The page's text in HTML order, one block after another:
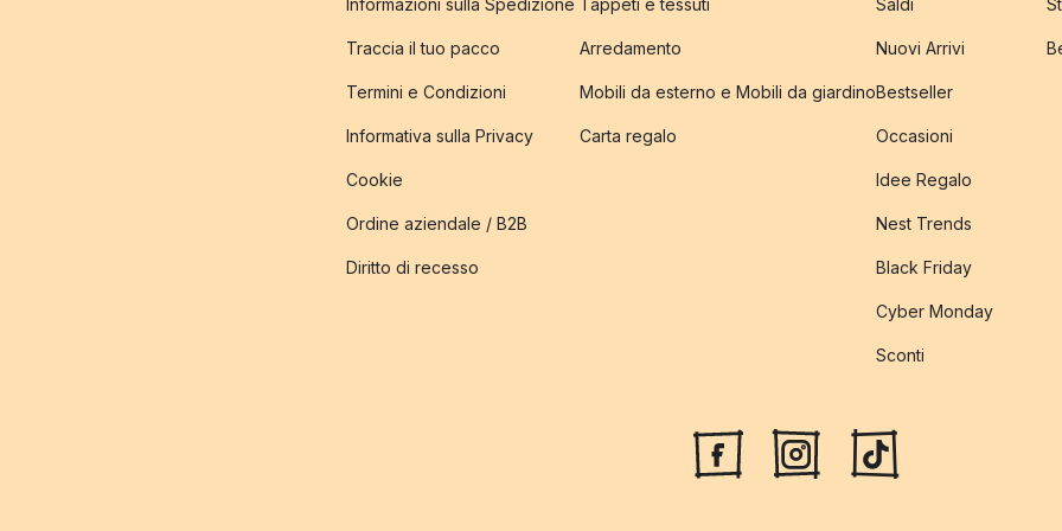
Informazioni sulla Spedizione
Traccia il tuo pacco
Termini e Condizioni
Informativa sulla Privacy
Cookie
Ordine aziendale / B2B
Diritto di recesso
Tappeti e tessuti
Arredamento
Mobili da esterno e Mobili da giardino
Carta regalo
Saldi
Nuovi Arrivi
Bestseller
Occasioni
Idee Regalo
Nest Trends
Black Friday
Cyber Monday
Sconti